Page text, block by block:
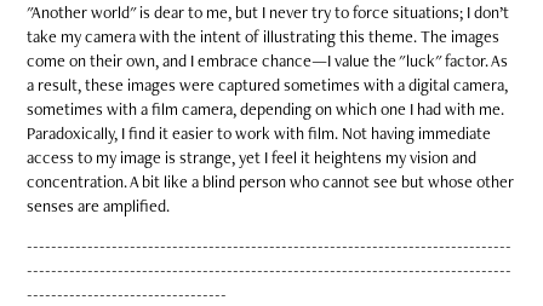
"Another world" is dear to me, but I never try to force situations; I don’t
take my camera with the intent of illustrating this theme. The images
come on their own, and I embrace chance—I value the "luck" factor. As
a result, these images were captured sometimes with a digital camera,
sometimes with a film camera, depending on which one I had with me.
Paradoxically, I find it easier to work with film. Not having immediate
access to my image is strange, yet I feel it heightens my vision and
concentration. A bit like a blind person who cannot see but whose other
senses are amplified.
--------------------------------------------------------------------------------
--------------------------------------------------------------------------------
---------------------------------